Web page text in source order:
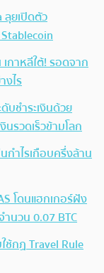
ลุยเปิดตัว
กาหลีใต้! รอดจาก
งไร
บชำระเงินด้วย
รวดเร็วข้ามโลก
ำไรเกือบครึ่งล้าน
โดนแฮกเกอร์ฝัง
ำนวน 0.07 BTC
ช้กฏ Travel Rule